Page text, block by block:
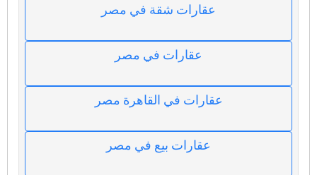
عقارات شقة في مصر
عقارات في مصر
عقارات في القاهرة مصر
عقارات بيع في مصر